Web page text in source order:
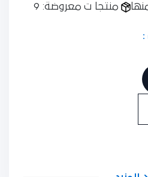
منتجا ت معروضة: 9
: